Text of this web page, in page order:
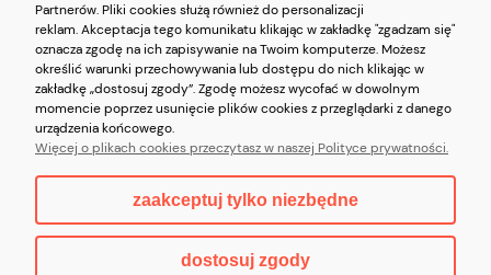
Korzystanie z witryny oznacza zgodę na
akceptację Polityki prywatnościorazRegulaminuserwisukristorebki.pl
Partnerów. Pliki cookies służą również do personalizacji
reklam. Akceptacja tego komunikatu klikając w zakładkę "zgadzam się"
oznacza zgodę na ich zapisywanie na Twoim komputerze. Możesz
określić warunki przechowywania lub dostępu do nich klikając w
zakładkę „dostosuj zgody”. Zgodę możesz wycofać w dowolnym
momencie poprzez usunięcie plików cookies z przeglądarki z danego
urządzenia końcowego.
Więcej o plikach cookies przeczytasz w naszej Polityce prywatności.
zaakceptuj tylko niezbędne
dostosuj zgody